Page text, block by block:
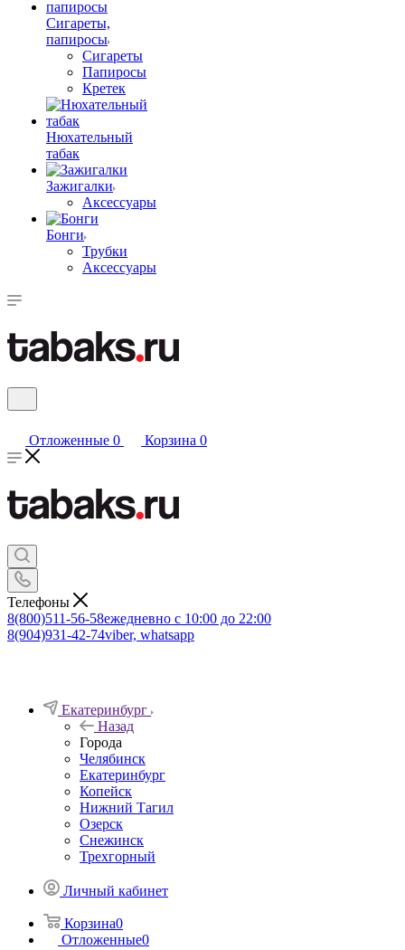
Сигареты,
папиросы
Сигареты
Папиросы
Кретек
Нюхательный
табак
Зажигалки
Аксессуары
Бонги
Трубки
Аксессуары
Отложенные 0 Корзина 0
Телефоны
8(800)511-56-58ежедневно с 10:00 до 22:00
8(904)931-42-74viber, whatsapp
Екатеринбург
Назад
Города
Челябинск
Екатеринбург
Копейск
Нижний Тагил
Озерск
Снежинск
Трехгорный
Личный кабинет
Корзина0
Отложенные0